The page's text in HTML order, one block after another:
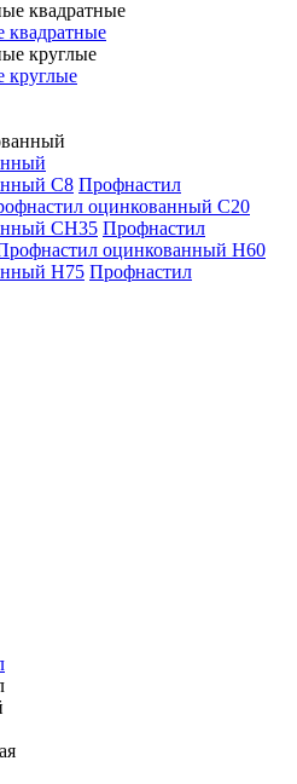
квадратные
круглые
С8 Профнастил
оцинкованный С20
СН35 Профнастил
оцинкованный Н60
Н75 Профнастил